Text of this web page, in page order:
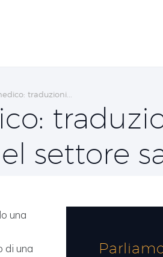
traduzioni...
settore
una
di una